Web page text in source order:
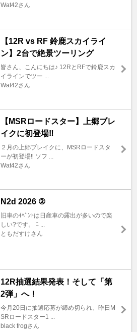
Wat42さん
【12R vs RF 鈴鹿スカイライ
ン】2台で絶景ツーリング
皆さん、こんにちは♪ 12RとRFで鈴鹿スカ
イラインでツー ...
Wat42さん
【MSRロードスター】上郷ブレ
イクに初登場‼️
２月の上郷ブレイクに、MSRロードスタ
ーが初登場‼️ ソフ ...
Wat42さん
N2d 2026 ②
旧車のｲﾍﾞﾝﾄは日産車の露出が多いので楽
しい?です。 ﾆ ...
ともだすけさん
12R抽選結果発表！そして「第
2弾」へ！
今月20日に抽選応募が締め切られ、昨日M
SRロードスター1 ...
black frogさん